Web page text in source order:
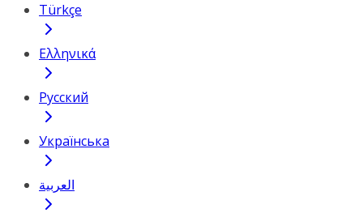
Türkçe
Ελληνικά
Русский
Українська
العربية